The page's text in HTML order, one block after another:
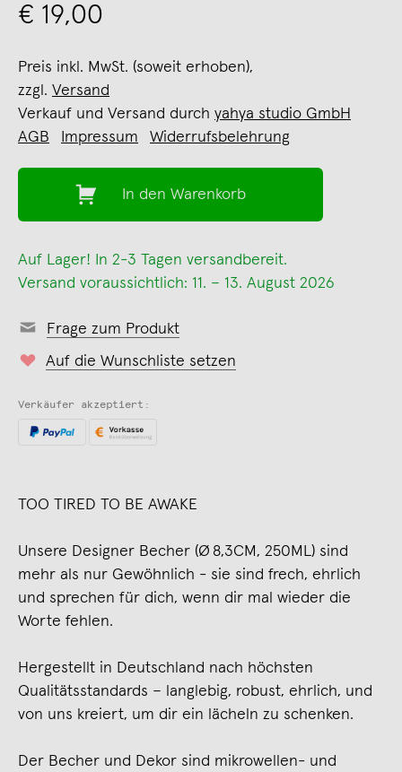
€ 19,00
Preis inkl. MwSt. (soweit erhoben),
zzgl. Versand
Verkauf und Versand durch yahya studio GmbH
AGB
Impressum Widerrufsbelehrung
In den Warenkorb
Auf Lager! In 2-3 Tagen versandbereit.
Versand voraussichtlich: 11. – 13. August 2026
Frage zum Produkt
Auf die Wunschliste setzen
Verkäufer akzeptiert:
TOO TIRED TO BE AWAKE
Unsere Designer Becher (Ø 8,3CM, 250ML) sind
mehr als nur Gewöhnlich - sie sind frech, ehrlich
und sprechen für dich, wenn dir mal wieder die
Worte fehlen.
Hergestellt in Deutschland nach höchsten
Qualitätsstandards – langlebig, robust, ehrlich, und
von uns kreiert, um dir ein lächeln zu schenken.
Der Becher und Dekor sind mikrowellen- und